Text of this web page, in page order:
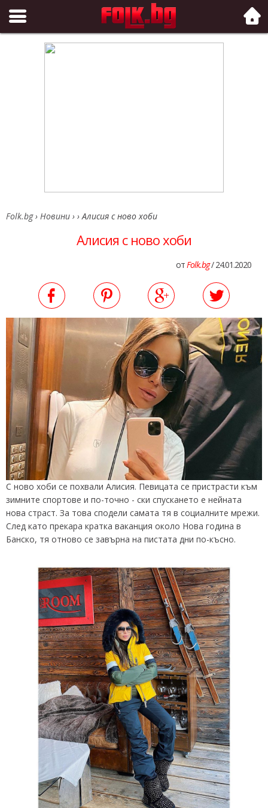
Folk.bg
Folk.bg › Новини › ›Алисия с ново хоби
Алисия с ново хоби
отFolk.bg/ 24.01.2020
С ново хоби се похвали Алисия. Певицата се пристрасти към
зимните спортове и по-точно - ски спускането е нейната
нова страст. За това сподели самата тя в социалните мрежи.
След като прекара кратка ваканция около Нова година в
Банско, тя отново се завърна на пистата дни по-късно.